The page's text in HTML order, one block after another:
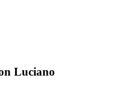
Luciano